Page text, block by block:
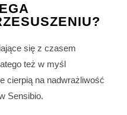
się z czasem
też w myśl
cierpią na nadwrażliwość
Sensibio.